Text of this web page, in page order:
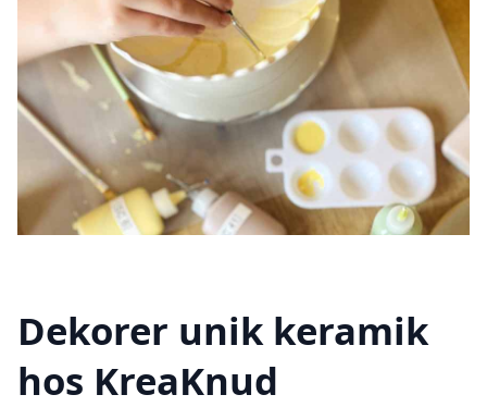
Dekorer unik keramik
hos KreaKnud